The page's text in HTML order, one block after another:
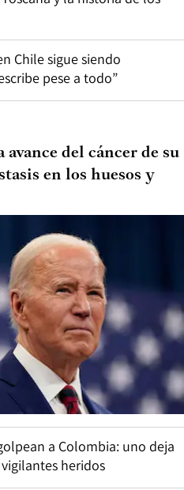
Chile sigue siendo
pese a todo”
avance del cáncer de su
en los huesos y
a Colombia: uno deja
heridos